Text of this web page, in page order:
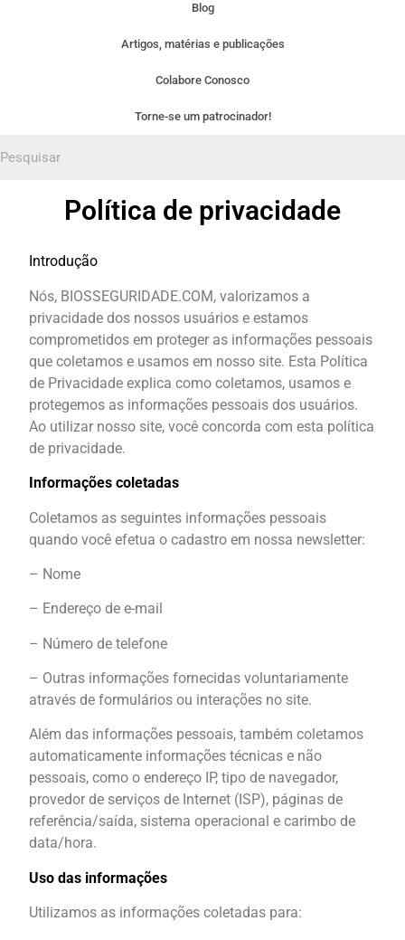
Blog
Artigos, matérias e publicações
Colabore Conosco
Torne-se um patrocinador!
Política de privacidade
Introdução
Nós, BIOSSEGURIDADE.COM, valorizamos a
privacidade dos nossos usuários e estamos
comprometidos em proteger as informações pessoais
que coletamos e usamos em nosso site. Esta Política
de Privacidade explica como coletamos, usamos e
protegemos as informações pessoais dos usuários.
Ao utilizar nosso site, você concorda com esta política
de privacidade.
Informações coletadas
Coletamos as seguintes informações pessoais
quando você efetua o cadastro em nossa newsletter:
– Nome
– Endereço de e-mail
– Número de telefone
– Outras informações fornecidas voluntariamente
através de formulários ou interações no site.
Além das informações pessoais, também coletamos
automaticamente informações técnicas e não
pessoais, como o endereço IP, tipo de navegador,
provedor de serviços de Internet (ISP), páginas de
referência/saída, sistema operacional e carimbo de
data/hora.
Uso das informações
Utilizamos as informações coletadas para: